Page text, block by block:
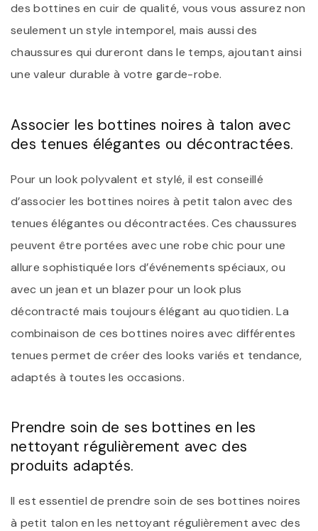
des bottines en cuir de qualité, vous vous assurez non
seulement un style intemporel, mais aussi des
chaussures qui dureront dans le temps, ajoutant ainsi
une valeur durable à votre garde-robe.
Associer les bottines noires à talon avec
des tenues élégantes ou décontractées.
Pour un look polyvalent et stylé, il est conseillé
d’associer les bottines noires à petit talon avec des
tenues élégantes ou décontractées. Ces chaussures
peuvent être portées avec une robe chic pour une
allure sophistiquée lors d’événements spéciaux, ou
avec un jean et un blazer pour un look plus
décontracté mais toujours élégant au quotidien. La
combinaison de ces bottines noires avec différentes
tenues permet de créer des looks variés et tendance,
adaptés à toutes les occasions.
Prendre soin de ses bottines en les
nettoyant régulièrement avec des
produits adaptés.
Il est essentiel de prendre soin de ses bottines noires
à petit talon en les nettoyant régulièrement avec des